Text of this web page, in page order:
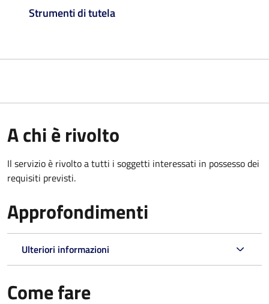
Strumenti di tutela
A chi è rivolto
Il servizio è rivolto a tutti i soggetti interessati in possesso dei
requisiti previsti.
Approfondimenti
Ulteriori informazioni
Come fare